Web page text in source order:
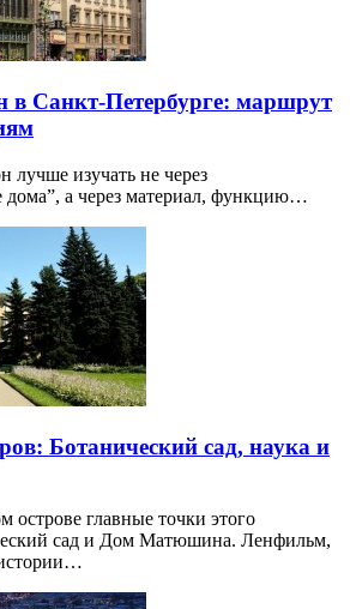
в Санкт-Петербурге: маршрут
лучше изучать не через
дома”, а через материал, функцию…
Ботанический сад, наука и
острове главные точки этого
сад и Дом Матюшина. Ленфильм,